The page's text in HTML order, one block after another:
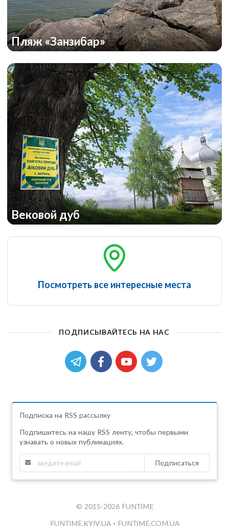
Пляж «Занзибар»
Вековой дуб
Посмотреть все интересные места
ПОДПИСЫВАЙТЕСЬ НА НАС
Подписка на RSS рассылку
Подпишитесь на нашу RSS ленту, чтобы первыми
узнавать о новых публикациях.
Подписаться
© 2015-2026 FUNTIME
FUNTIME.KYIV.UA • FUNTIME.COM.UA